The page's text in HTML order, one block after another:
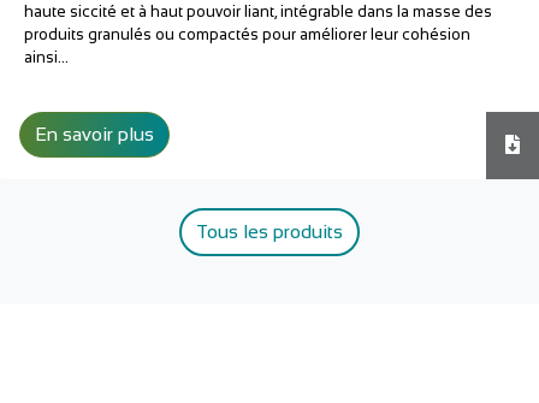
haute siccité et à haut pouvoir liant, intégrable dans la masse des
produits granulés ou compactés pour améliorer leur cohésion
ainsi…
En savoir plus
Tous les produits